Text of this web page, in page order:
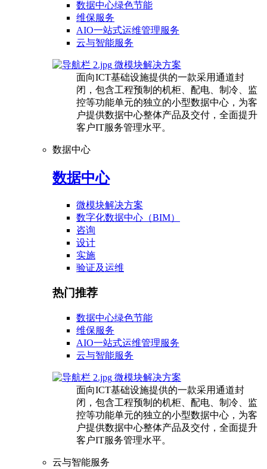
数据中心绿色节能
维保服务
AIO一站式运维管理服务
云与智能服务
微模块解决方案
面向ICT基础设施提供的一款采用通道封
闭，包含工程预制的机柜、配电、制冷、监
控等功能单元的独立的小型数据中心，为客
户提供数据中心整体产品及交付，全面提升
客户IT服务管理水平。
数据中心
数据中心
微模块解决方案
数字化数据中心（BIM）
咨询
设计
实施
验证及运维
热门推荐
数据中心绿色节能
维保服务
AIO一站式运维管理服务
云与智能服务
微模块解决方案
面向ICT基础设施提供的一款采用通道封
闭，包含工程预制的机柜、配电、制冷、监
控等功能单元的独立的小型数据中心，为客
户提供数据中心整体产品及交付，全面提升
客户IT服务管理水平。
云与智能服务